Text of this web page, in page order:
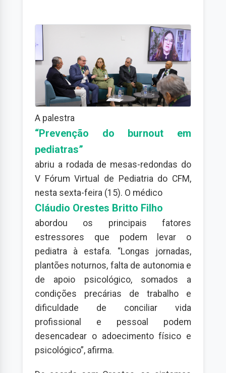
A palestra
“Prevenção do burnout em
pediatras”
abriu a rodada de mesas-redondas do
V Fórum Virtual de Pediatria do CFM,
nesta sexta-feira (15). O médico
Cláudio Orestes Britto Filho
abordou os principais fatores
estressores que podem levar o
pediatra à estafa. “Longas jornadas,
plantões noturnos, falta de autonomia e
de apoio psicológico, somados a
condições precárias de trabalho e
dificuldade de conciliar vida
profissional e pessoal podem
desencadear o adoecimento físico e
psicológico”, afirma.